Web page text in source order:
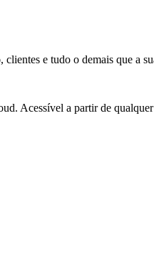
e tudo o demais que a
Acessível a partir de